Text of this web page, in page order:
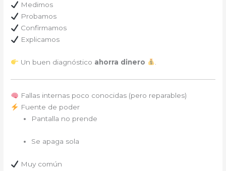
Medimos
Probamos
Confirmamos
Explicamos
Un buen diagnóstico ahorra dinero
Fallas internas poco conocidas (pero reparables)
Fuente de poder
Pantalla no prende
Se apaga sola
Muy común